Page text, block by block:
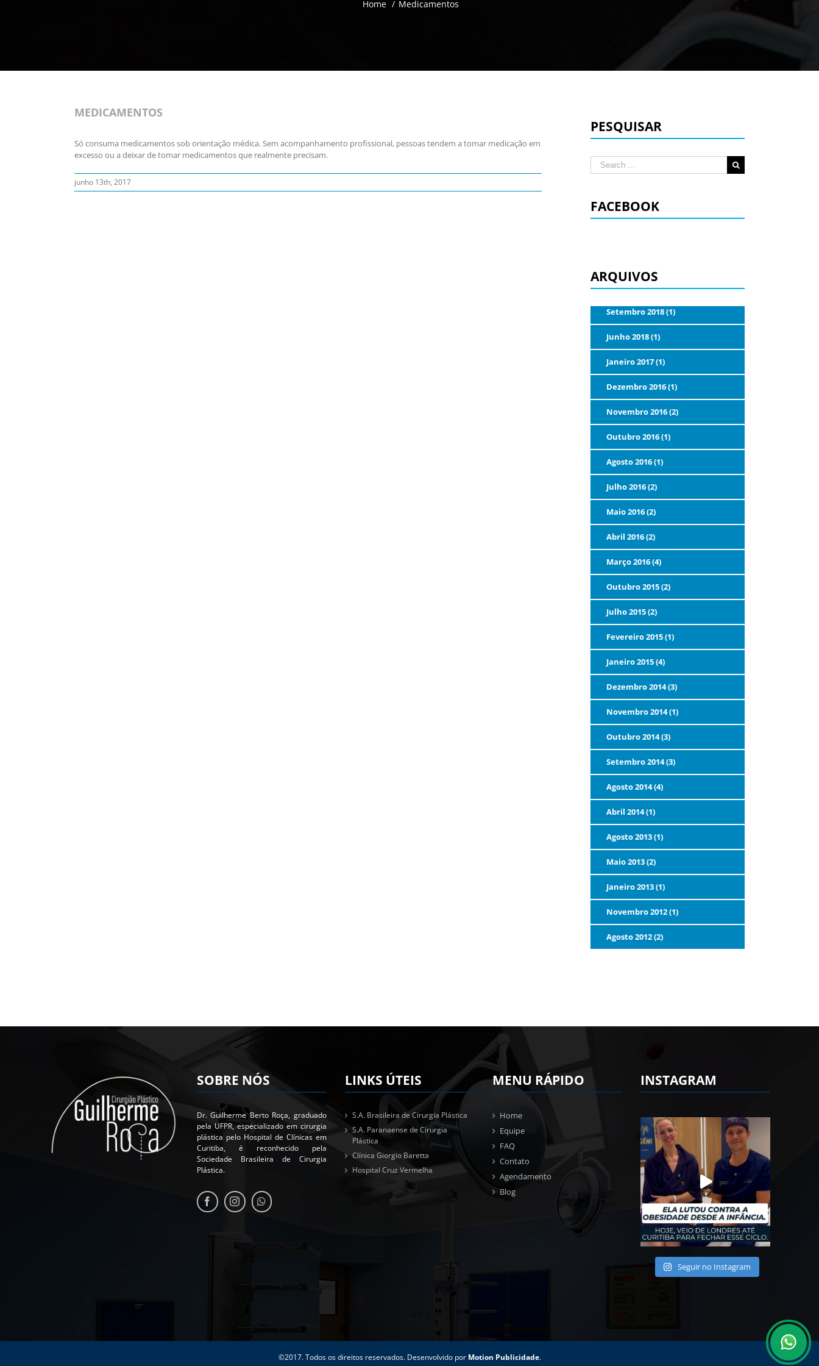
Home / Medicamentos
MEDICAMENTOS
Só consuma medicamentos sob orientação médica. Sem acompanhamento profissional, pessoas tendem a tomar medicação em
excesso ou a deixar de tomar medicamentos que realmente precisam.
junho 13th, 2017
PESQUISAR
Search
for:
FACEBOOK
ARQUIVOS
Setembro 2018 (1)
Junho 2018 (1)
Janeiro 2017 (1)
Dezembro 2016 (1)
Novembro 2016 (2)
Outubro 2016 (1)
Agosto 2016 (1)
Julho 2016 (2)
Maio 2016 (2)
Abril 2016 (2)
Março 2016 (4)
Outubro 2015 (2)
Julho 2015 (2)
Fevereiro 2015 (1)
Janeiro 2015 (4)
Dezembro 2014 (3)
Novembro 2014 (1)
Outubro 2014 (3)
Setembro 2014 (3)
Agosto 2014 (4)
Abril 2014 (1)
Agosto 2013 (1)
Maio 2013 (2)
Janeiro 2013 (1)
Novembro 2012 (1)
Agosto 2012 (2)
SOBRE NÓS
Dr. Guilherme Berto Roça, graduado
pela UFPR, especializado em cirurgia
plástica pelo Hospital de Clínicas em
Curitiba, é reconhecido pela
Sociedade Brasileira de Cirurgia
Plástica.
LINKS ÚTEIS
S.A. Brasileira de Cirurgia Plástica
S.A. Paranaense de Cirurgia
Plástica
Clínica Giorgio Baretta
Hospital Cruz Vermelha
MENU RÁPIDO
Home
Equipe
FAQ
Contato
Agendamento
Blog
INSTAGRAM
Seguir no Instagram
©2017. Todos os direitos reservados. Desenvolvido por Motion Publicidade.